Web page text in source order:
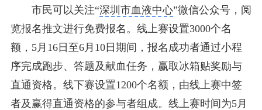
市民可以关注“深圳市血液中心”微信公众号，阅
览报名推文进行免费报名。线上赛设置3000个名
额，5月16日至6月10日期间，报名成功者通过小程
序完成跑步、答题及献血任务，赢取冰箱贴奖励与
直通资格。线下赛设置1200个名额，由线上赛中签
者及赢得直通资格的参与者组成。线上赛时间为5月